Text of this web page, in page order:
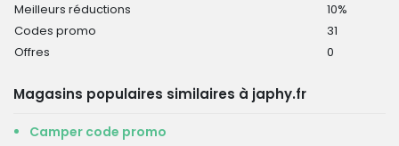
Meilleurs réductions
10%
Codes promo
31
Offres
0
Magasins populaires similaires à japhy.fr
Camper code promo